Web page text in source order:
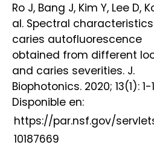
Ro J, Bang J, Kim Y, Lee D,
al. Spectral
caries autofluorescence
obtained from different
and caries severities. J.
Biophotonics. 2020; 13(1): 1-
Disponible en:
https://par.nsf.gov/
10187669